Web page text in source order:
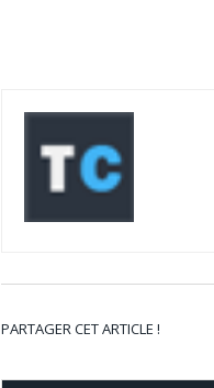
PARTAGER CET ARTICLE !